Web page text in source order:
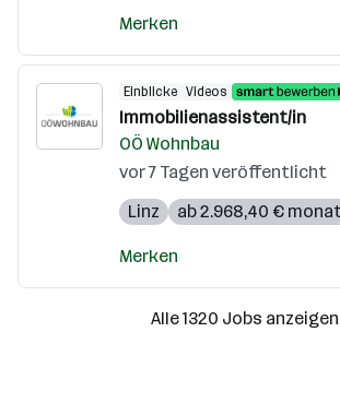
Merken
Einblicke Videos
Immobilienassistent/in
OÖ Wohnbau
vor 7 Tagen veröffentlicht
Linz
ab 2.968,40 €
Merken
Alle 1320 Jobs anzeigen